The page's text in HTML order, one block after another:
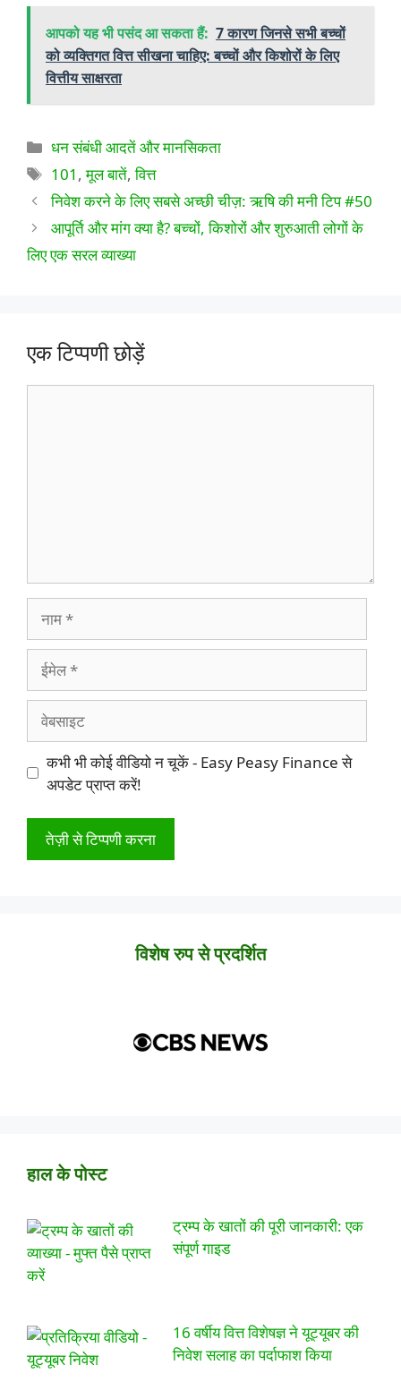
आपको यह भी पसंद आ सकता हैं: 7 कारण जिनसे सभी बच्चों
को व्यक्तिगत वित्त सीखना चाहिए: बच्चों और किशोरों के लिए
वित्तीय साक्षरता
श्रेणियाँ
धन संबंधी आदतें और मानसिकता
टैग
101 ,मूल बातें,वित्त
निवेश करने के लिए सबसे अच्छी चीज़: ऋषि की मनी टिप #50
आपूर्ति और मांग क्या है? बच्चों, किशोरों और शुरुआती लोगों के
लिए एक सरल व्याख्या
एक टिप्पणी छोड़ें
ईमेल
वेबसाइट
कभी भी कोई वीडियो न चूकें - Easy Peasy Finance से
अपडेट प्राप्त करें!
विशेष रुप से प्रदर्शित
हाल के पोस्ट
ट्रम्प के खातों की पूरी जानकारी: एक
संपूर्ण गाइड
16 वर्षीय वित्त विशेषज्ञ ने यूट्यूबर की
निवेश सलाह का पर्दाफाश किया